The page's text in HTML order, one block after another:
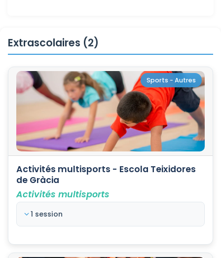
Extrascolaires (2)
Sports - Autres
Activités multisports - Escola Teixidores
de Gràcia
Activités multisports
1 session